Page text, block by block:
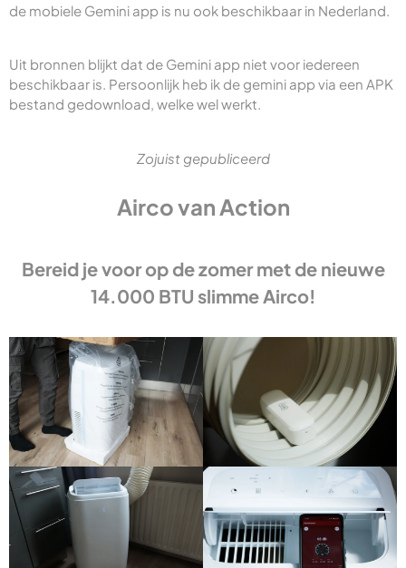
de mobiele Gemini app is nu ook beschikbaar in Nederland.
Uit bronnen blijkt dat de Gemini app niet voor iedereen
beschikbaar is. Persoonlijk heb ik de gemini app via een APK
bestand gedownload, welke wel werkt.
Zojuist gepubliceerd
Airco van Action
Bereid je voor op de zomer met de nieuwe
14.000 BTU slimme Airco!